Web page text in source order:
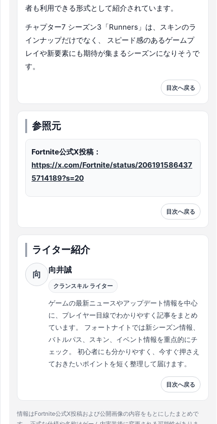
者も利用できる形式として紹介されています。
チャプター7 シーズン3「Runners」は、スキンのラ
インナップだけでなく、 スピード感のあるゲームプ
レイや新要素にも期待が集まるシーズンになりそうで
す。
目次へ戻る
参照元
Fortnite公式X投稿：
https://x.com/Fortnite/status/206191586437
5714189?s=20
目次へ戻る
ライター紹介
向 向井誠
クランスキル ライター
ゲームの最新ニュースやアップデート情報を中心
に、プレイヤー目線でわかりやすく記事をまとめ
ています。 フォートナイトでは新シーズン情報、
バトルパス、スキン、イベント情報を重点的にチ
ェック。 初心者にも分かりやすく、今すぐ押さえ
ておきたいポイントを短く整理して届けます。
目次へ戻る
情報はFortnite公式X投稿および公開画像の内容をもとにしたまとめで